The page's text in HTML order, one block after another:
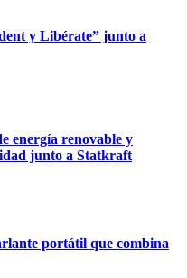
y Libérate” junto a
energía renovable y
junto a Statkraft
portátil que combina